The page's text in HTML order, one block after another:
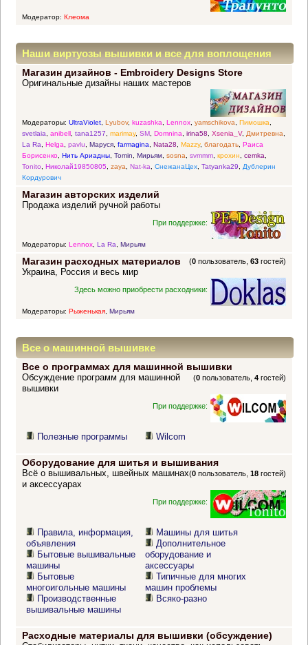
Модератор: Клеома
Наши виртуозы вышивки и все для воплощения
прекрасных идей
Магазин дизайнов - Embroidery Designs Store
Оригинальные дизайны наших мастеров
Модераторы: UltraViolet, Lyubov, kuzashka, Lennox, yamschikova, Пимошка,
svetlaia, anibell, tana1257, marimay, SM, Domnina, irina58, Xsenia_V, Дмитревна,
La Ra, Helga, pavlu, Маруся, farmagina, Nata28, Mazzy, благодать, Раиса
Борисенко, Нить Ариадны, Tomin, Мирьям, sosna, svmmm, крохин, cemka,
Tonito, Николай19850805, zaya, Nat-ka, СнежанаЦех, Tatyanka29, Дублерин
Кордурович
Магазин авторских изделий
Продажа изделий ручной работы
При поддержке:
Модераторы: Lennox, La Ra, Мирьям
Магазин расходных материалов (0 пользователь,63 гостей)
Украина, Россия и весь мир
Здесь можно приобрести расходники:
Модераторы: Рыженькая, Мирьям
Все о машинной вышивке
Все о программах для машинной вышивки
(0 пользователь,4 гостей)
Обсуждение программ для машинной
вышивки
При поддержке:
Полезные программы Wilcom
Оборудование для шитья и вышивания
(0 пользователь,18 гостей)
Всё о вышивальных, швейных машинах
и аксессуарах
При поддержке:
Правила, информация,
объявления
Бытовые вышивальные
машины
Бытовые
многоигольные машины
Производственные
вышивальные машины
Машины для шитья
Дополнительное
оборудование и
аксессуары
Типичные для многих
машин проблемы
Всяко-разно
Расходные материалы для вышивки (обсуждение)